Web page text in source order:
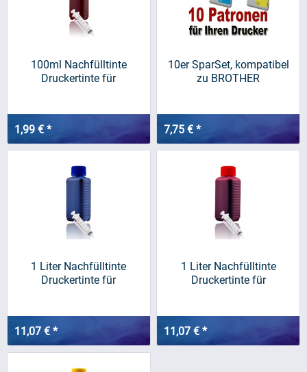
100ml Nachfülltinte
Druckertinte für
1,99 € *
10er SparSet, kompatibel
zu BROTHER
7,75 € *
1 Liter Nachfülltinte
Druckertinte für
11,07 € *
1 Liter Nachfülltinte
Druckertinte für
11,07 € *